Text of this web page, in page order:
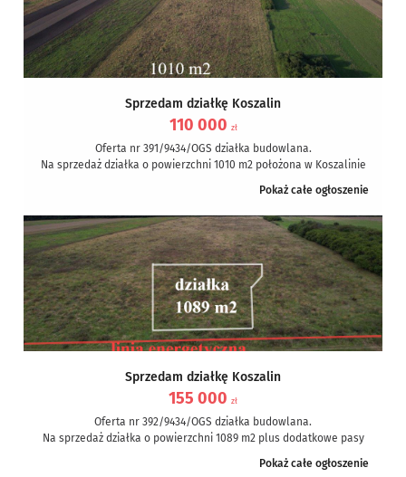
Sprzedam działkę Koszalin
110 000 zł
Oferta nr 391/9434/OGS działka budowlana.
Na sprzedaż działka o powierzchni 1010 m2 położona w Koszalinie
Pokaż całe ogłoszenie
Sprzedam działkę Koszalin
155 000 zł
Oferta nr 392/9434/OGS działka budowlana.
Na sprzedaż działka o powierzchni 1089 m2 plus dodatkowe pasy
Pokaż całe ogłoszenie